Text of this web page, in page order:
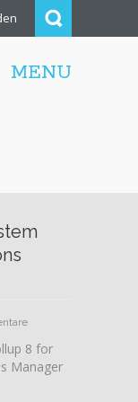
MENU
zu
Rollup
8
8 for
Manager